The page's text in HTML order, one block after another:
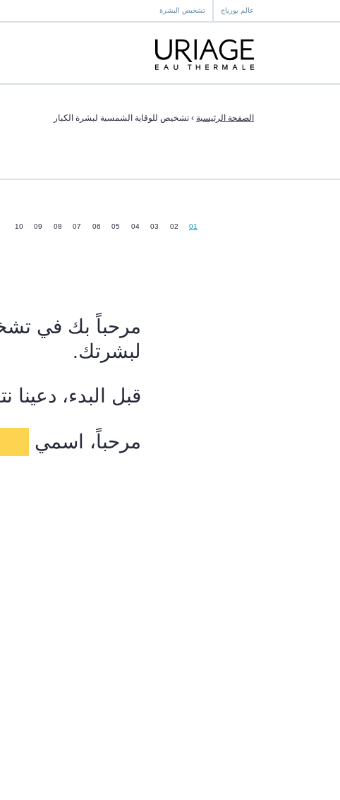
عالم يورياج تشخيص البشرة
الصفحة الرئيسية › تشخيص للوقاية الشمسية لبشرة الكبار
01
02
03
04
05
06
07
08
09
10
مرحباً بك في
لبشرتك.
قبل البدء،
مرحباً، اسمي